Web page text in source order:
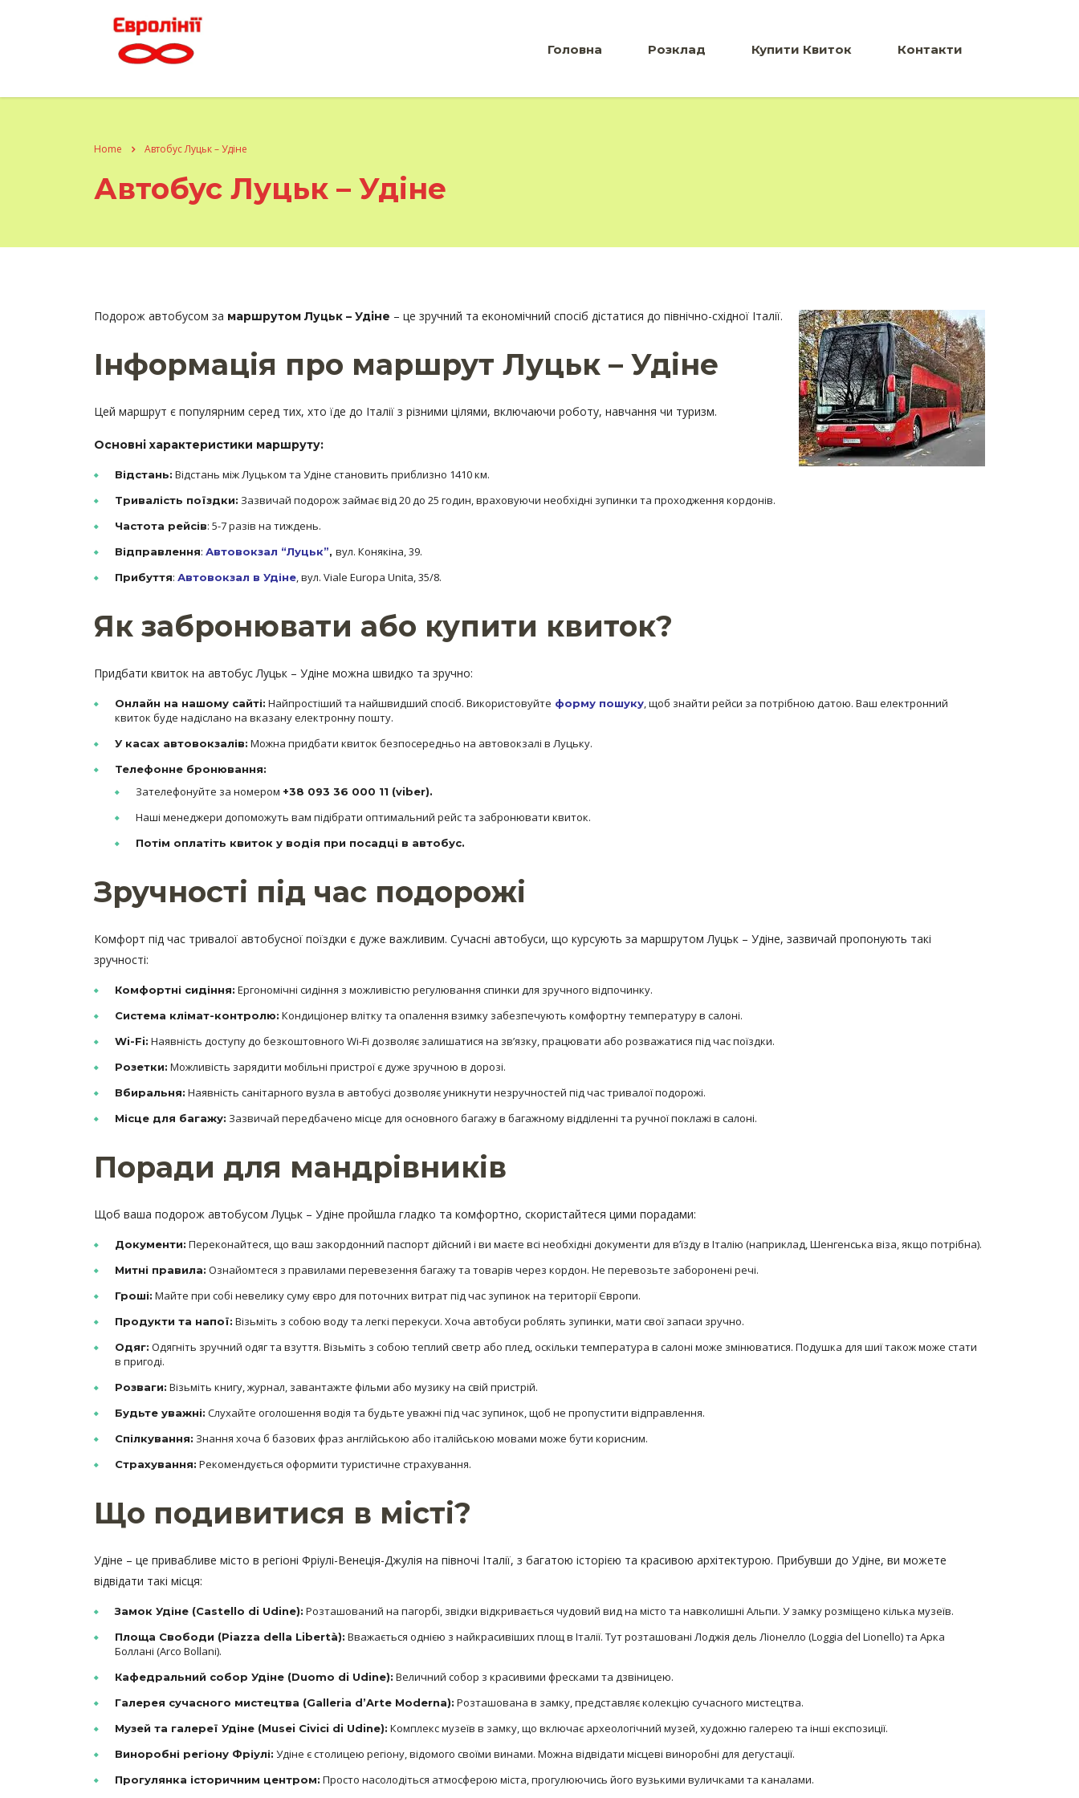
Головна Розклад Купити Квиток Контакти
Home Автобус Луцьк – Удіне
Автобус Луцьк – Удіне
Подорож автобусом за маршрутом Луцьк – Удіне – це зручний та економічний спосіб дістатися до північно-східної Італії.
Інформація про маршрут Луцьк – Удіне
Цей маршрут є популярним серед тих, хто їде до Італії з різними цілями, включаючи роботу, навчання чи туризм.
Основні характеристики маршруту:
Відстань: Відстань між Луцьком та Удіне становить приблизно 1410 км.
Тривалість поїздки: Зазвичай подорож займає від 20 до 25 годин, враховуючи необхідні зупинки та проходження кордонів.
Частота рейсів: 5-7 разів на тиждень.
Відправлення: Автовокзал “Луцьк”, вул. Конякіна, 39.
Прибуття: Автовокзал в Удіне, вул. Viale Europa Unita, 35/8.
Як забронювати або купити квиток?
Придбати квиток на автобус Луцьк – Удіне можна швидко та зручно:
Онлайн на нашому сайті: Найпростіший та найшвидший спосіб. Використовуйте форму пошуку, щоб знайти рейси за потрібною датою. Ваш електронний
квиток буде надіслано на вказану електронну пошту.
У касах автовокзалів: Можна придбати квиток безпосередньо на автовокзалі в Луцьку.
Телефонне бронювання:
Зателефонуйте за номером +38 093 36 000 11 (viber).
Наші менеджери допоможуть вам підібрати оптимальний рейс та забронювати квиток.
Потім оплатіть квиток у водія при посадці в автобус.
Зручності під час подорожі
Комфорт під час тривалої автобусної поїздки є дуже важливим. Сучасні автобуси, що курсують за маршрутом Луцьк – Удіне, зазвичай пропонують такі
зручності:
Комфортні сидіння: Ергономічні сидіння з можливістю регулювання спинки для зручного відпочинку.
Система клімат-контролю: Кондиціонер влітку та опалення взимку забезпечують комфортну температуру в салоні.
Wi-Fi: Наявність доступу до безкоштовного Wi-Fi дозволяє залишатися на зв’язку, працювати або розважатися під час поїздки.
Розетки: Можливість зарядити мобільні пристрої є дуже зручною в дорозі.
Вбиральня: Наявність санітарного вузла в автобусі дозволяє уникнути незручностей під час тривалої подорожі.
Місце для багажу: Зазвичай передбачено місце для основного багажу в багажному відділенні та ручної поклажі в салоні.
Поради для мандрівників
Щоб ваша подорож автобусом Луцьк – Удіне пройшла гладко та комфортно, скористайтеся цими порадами:
Документи: Переконайтеся, що ваш закордонний паспорт дійсний і ви маєте всі необхідні документи для в’їзду в Італію (наприклад, Шенгенська віза, якщо потрібна).
Митні правила: Ознайомтеся з правилами перевезення багажу та товарів через кордон. Не перевозьте заборонені речі.
Гроші: Майте при собі невелику суму євро для поточних витрат під час зупинок на території Європи.
Продукти та напої: Візьміть з собою воду та легкі перекуси. Хоча автобуси роблять зупинки, мати свої запаси зручно.
Одяг: Одягніть зручний одяг та взуття. Візьміть з собою теплий светр або плед, оскільки температура в салоні може змінюватися. Подушка для шиї також може стати
в пригоді.
Розваги: Візьміть книгу, журнал, завантажте фільми або музику на свій пристрій.
Будьте уважні: Слухайте оголошення водія та будьте уважні під час зупинок, щоб не пропустити відправлення.
Спілкування: Знання хоча б базових фраз англійською або італійською мовами може бути корисним.
Страхування: Рекомендується оформити туристичне страхування.
Що подивитися в місті?
Удіне – це привабливе місто в регіоні Фріулі-Венеція-Джулія на півночі Італії, з багатою історією та красивою архітектурою. Прибувши до Удіне, ви можете
відвідати такі місця:
Замок Удіне (Castello di Udine): Розташований на пагорбі, звідки відкривається чудовий вид на місто та навколишні Альпи. У замку розміщено кілька музеїв.
Площа Свободи (Piazza della Libertà): Вважається однією з найкрасивіших площ в Італії. Тут розташовані Лоджія дель Ліонелло (Loggia del Lionello) та Арка
Боллані (Arco Bollani).
Кафедральний собор Удіне (Duomo di Udine): Величний собор з красивими фресками та дзвіницею.
Галерея сучасного мистецтва (Galleria d’Arte Moderna): Розташована в замку, представляє колекцію сучасного мистецтва.
Музей та галереї Удіне (Musei Civici di Udine): Комплекс музеїв в замку, що включає археологічний музей, художню галерею та інші експозиції.
Виноробні регіону Фріулі: Удіне є столицею регіону, відомого своїми винами. Можна відвідати місцеві виноробні для дегустації.
Прогулянка історичним центром: Просто насолодіться атмосферою міста, прогулюючись його вузькими вуличками та каналами.